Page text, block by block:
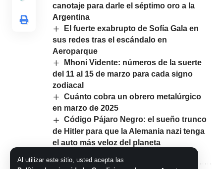
Al utilizar este sitio, usted acepta las
canotaje para darle el séptimo oro a la
Argentina
El fuerte exabrupto de Sofía Gala en
sus redes tras el escándalo en
Aeroparque
Mhoni Vidente: números de la suerte
del 11 al 15 de marzo para cada signo
zodiacal
Cuánto cobra un obrero metalúrgico
en marzo de 2025
Código Pájaro Negro: el sueño trunco
de Hitler para que la Alemania nazi tenga
el auto más veloz del planeta